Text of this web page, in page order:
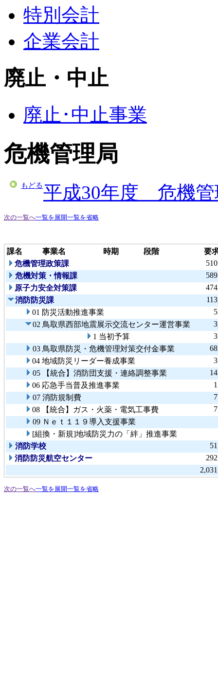
特別会計
企業会計
廃止・中止
廃止･中止事業
危機管理局
もどる平成30年度 危機管
次の一覧へ一覧を展開一覧を省略
課名 事業名 時期 段階
要
危機管理政策課
危機対策・情報課
原子力安全対策課
消防防災課
01 防災活動推進事業
02 鳥取県西部地震展示交流センター運営事業
1 当初予算
03 鳥取県防災・危機管理対策交付金事業
04 地域防災リーダー養成事業
05 【統合】消防団支援・連絡調整事業
06 応急手当普及推進事業
07 消防規制費
08 【統合】ガス・火薬・電気工事費
09 Ｎｅｔ１１９導入支援事業
[組換・新規]地域防災力の「絆」推進事業
消防学校
消防防災航空センター
次の一覧へ一覧を展開一覧を省略